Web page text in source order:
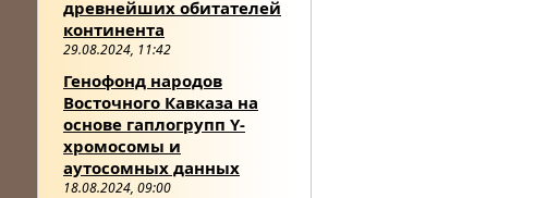
древнейших обитателей
континента
29.08.2024, 11:42
Генофонд народов
Восточного Кавказа на
основе гаплогрупп Y-
хромосомы и
аутосомных данных
18.08.2024, 09:00